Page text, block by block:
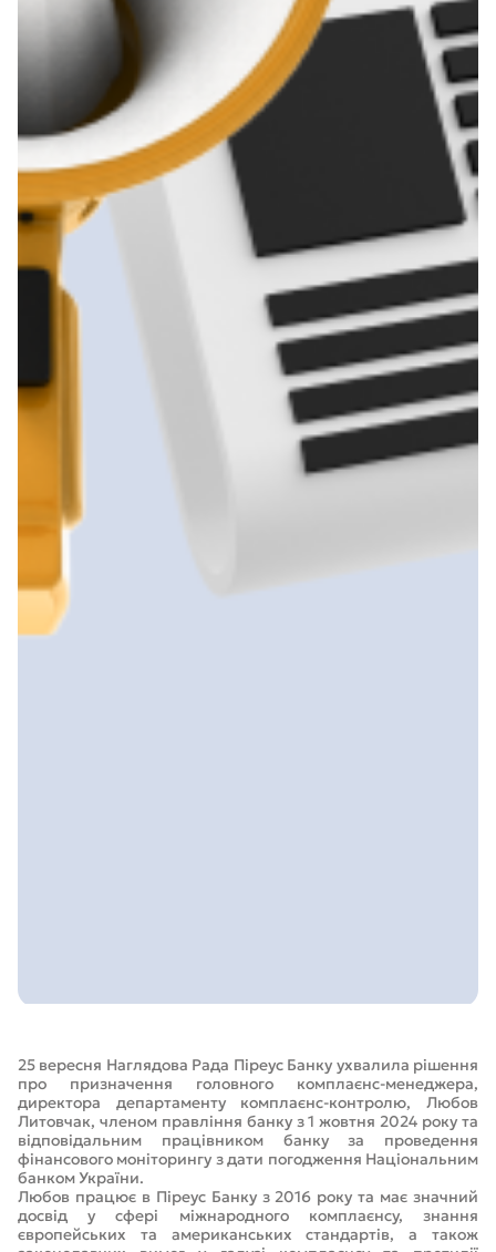
25 вересня Наглядова Рада Піреус Банку ухвалила рішення
про призначення головного комплаєнс-менеджера,
директора департаменту комплаєнс-контролю, Любов
Литовчак, членом правління банку з 1 жовтня 2024 року та
відповідальним працівником банку за проведення
фінансового моніторингу з дати погодження Національним
банком України.
Любов працює в Піреус Банку з 2016 року та має значний
досвід у сфері міжнародного комплаєнсу, знання
європейських та американських стандартів, а також